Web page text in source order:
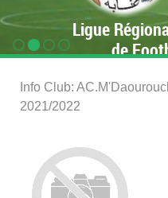
Ligue
de
Info Club:
2021/2022